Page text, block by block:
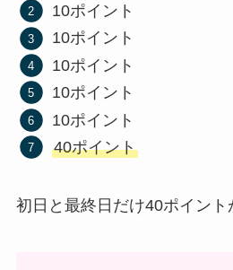
10ポイント
10ポイント
10ポイント
10ポイント
10ポイント
40ポイント
初日と最終日だけ40ポイント